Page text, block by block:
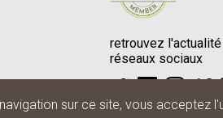
retrouvez
réseaux sociaux
sur ce site, vous acceptez